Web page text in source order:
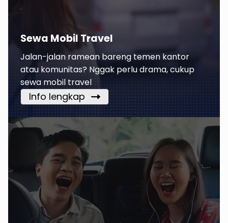
Sewa Mobil Travel
Jalan-jalan ramean bareng temen kantor
atau komunitas? Nggak perlu drama, cukup
sewa mobil travel
Info lengkap